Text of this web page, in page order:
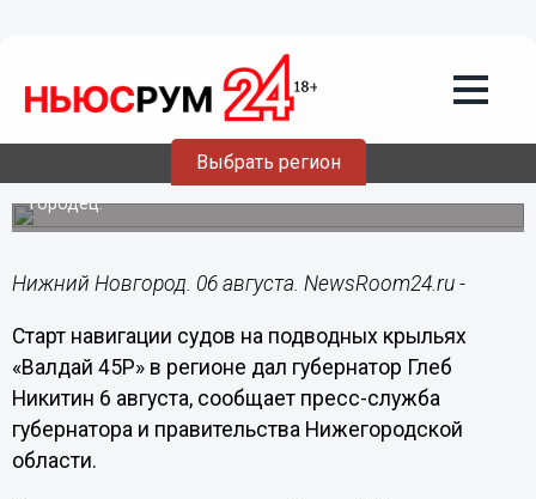
Выбрать регион
06.08.201915:32
Стартовала навигации судов на
подводных крыльях «Валдай 45Р»
Первый рейс состоялся по маршруту Нижний Новгород –
Городец.
Нижний Новгород. 06 августа. NewsRoom24.ru -
Старт навигации судов на подводных крыльях
«Валдай 45Р» в регионе дал губернатор Глеб
Никитин 6 августа, сообщает пресс-служба
губернатора и правительства Нижегородской
области.